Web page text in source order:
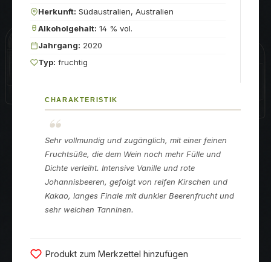
Herkunft: Südaustralien, Australien
Alkoholgehalt: 14 % vol.
Jahrgang: 2020
Typ: fruchtig
CHARAKTERISTIK
Sehr vollmundig und zugänglich, mit einer feinen
Fruchtsüße, die dem Wein noch mehr Fülle und
Dichte verleiht. Intensive Vanille und rote
Johannisbeeren, gefolgt von reifen Kirschen und
Kakao, langes Finale mit dunkler Beerenfrucht und
sehr weichen Tanninen.
Produkt zum Merkzettel hinzufügen